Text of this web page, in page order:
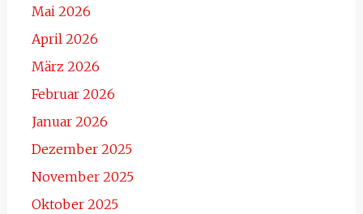
Mai 2026
April 2026
März 2026
Februar 2026
Januar 2026
Dezember 2025
November 2025
Oktober 2025